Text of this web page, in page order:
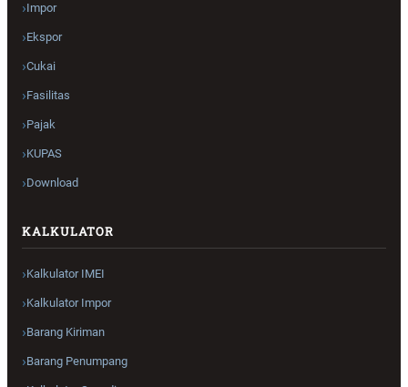
Impor
Ekspor
Cukai
Fasilitas
Pajak
KUPAS
Download
KALKULATOR
Kalkulator IMEI
Kalkulator Impor
Barang Kiriman
Barang Penumpang